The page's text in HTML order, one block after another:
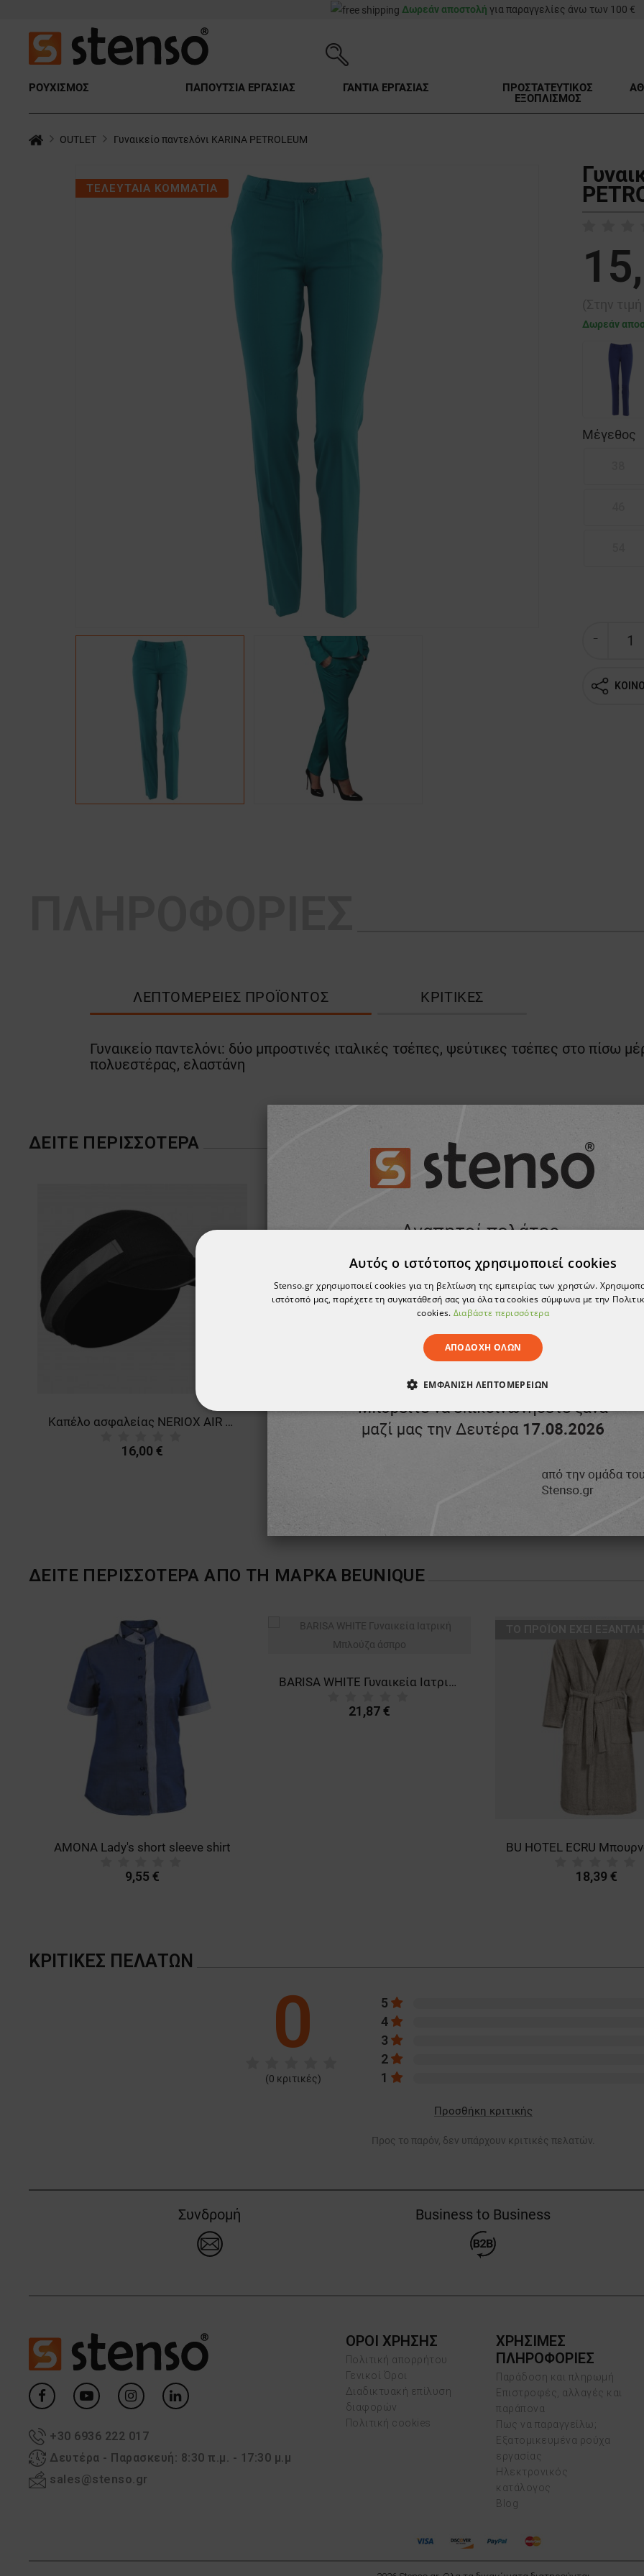
Δωρεάν αποστολή για παραγγελίες άνω των 100 €
ΡΟΥΧΙΣΜΟΣ ΠΑΠΟΥΤΣΙΑ ΕΡΓΑΣΙΑΣ ΓΑΝΤΙΑ ΕΡΓΑΣΙΑΣ
ΠΡΟΣΤΑΤΕΥΤΙΚΟΣ
ΕΞΟΠΛΙΣΜΟΣ
OUTLET Γυναικείο παντελόνι KARINA PETROLEUM
ΤΕΛΕΥΤΑΙΑ ΚΟΜΜΑΤΙΑ
Δωρεάν
Μέγεθος
ΛΕΠΤΟΜΈΡΕΙΕΣ ΠΡΟΪΌΝΤΟΣ ΚΡΙΤΙΚΈΣ
Γυναικείο παντελόνι: δύο μπροστινές ιταλικές τσέπες, ψεύτικες τσέπες στο πίσω
πολυεστέρας, ελαστάνη
ΔΕΊΤΕ ΠΕΡΙΣΣΌΤΕΡΑ
Καπέλο ασφαλείας NERIOX AIR BLACK
16,00 €
Καπέλο ασφαλείας NERIOX AIR NAVY
μπλε
σκούρο
25,30 €
ΔΕΙΤΕ ΠΕΡΙΣΣΟΤΕΡΑ ΑΠΟ ΤΗ ΜΑΡΚΑ BEUNIQUE
AMONA Lady's short sleeve shirt
9,55 €
BARISA WHITE Γυναικεία Ιατρική Μπλούζα άσπρο
21,87 €
18,39 €
ΚΡΙΤΙΚΈΣ ΠΕΛΑΤΏΝ
0
(0 κριτικές)
5
4
3
2
1
Προσθήκη κριτικής
Προς το παρόν, δεν υπάρχουν κριτικές πελατών.
Συνδρομή Business to Business
+30 6936 222 017
Δευτέρα - Παρασκευή: 8:30 π.μ. - 17:30 μ.μ
sales@stenso.gr
ΟΡΟΙ ΧΡΗΣΗΣ
Πολιτική απορρήτου
Γενικοί Όροι
Διαδικτυακή επίλυση
διαφορών
Πολιτική cookies
ΧΡΗΣΙΜΕΣ
ΠΛΗΡΟΦΟΡΙΕΣ
Παράδοση και πληρωμή
Επιστροφές, αλλαγές και
παράπονα
Πως να παραγγείλω;
Εξατομικευμένα ρούχα
εργασίας
Ηλεκτρονικός
κατάλογος
Blog
Αυτός ο ιστότοπος χρησιμοποιεί cookies
Stenso.gr χρησιμοποιεί cookies για τη βελτίωση της εμπειρίας των χρηστών.
ιστότοπό μας, παρέχετε τη συγκατάθεσή σας για όλα τα cookies σύμφωνα με την
cookies. Διαβάστε περισσότερα
ΑΠΟΔΟΧΉ ΌΛΩΝ
ΕΜΦΆΝΙΣΗ ΛΕΠΤΟΜΕΡΕΙΏΝ
ΑΠΟΛΎΤΩΣ ΑΠΑΡΑΊΤΗΤΑ ΑΠΌΔΟΣΗΣ ΣΤΌΧΕΥΣΗΣ